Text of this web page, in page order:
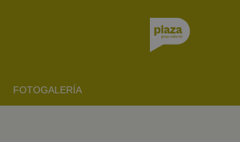
FOTOGALERÍA